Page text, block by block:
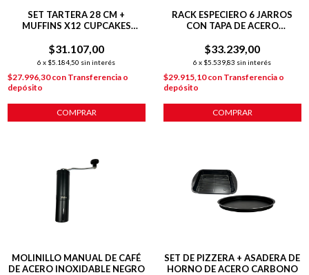
SET TARTERA 28 CM +
MUFFINS X12 CUPCAKES
$31.107,00
6 x $5.184,50 sin interés
$27.996,30con Transferencia o
depósito
COMPRAR
RACK ESPECIERO 6 JARROS
CON TAPA DE ACERO
$33.239,00
6 x $5.539,83 sin interés
$29.915,10con Transferencia o
depósito
COMPRAR
MOLINILLO MANUAL DE CAFÉ
DE ACERO INOXIDABLE NEGRO
SET DE PIZZERA + ASADERA DE
HORNO DE ACERO CARBONO